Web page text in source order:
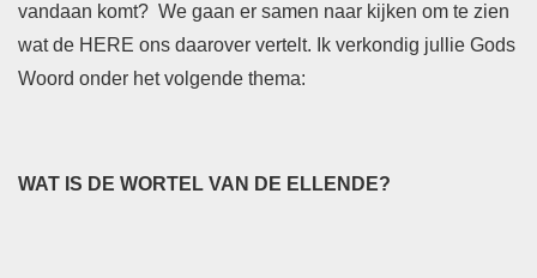
vandaan komt? We gaan er samen naar kijken om te zien
wat de HERE ons daarover vertelt. Ik verkondig jullie Gods
Woord onder het volgende thema:
WAT IS DE WORTEL VAN DE ELLENDE?